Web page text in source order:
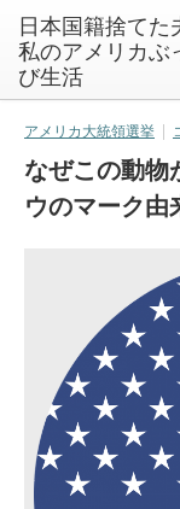
日本国籍捨てた
私のアメリカぶ
び生活
アメリカ大統領選挙
なぜこの動物
ウのマーク由